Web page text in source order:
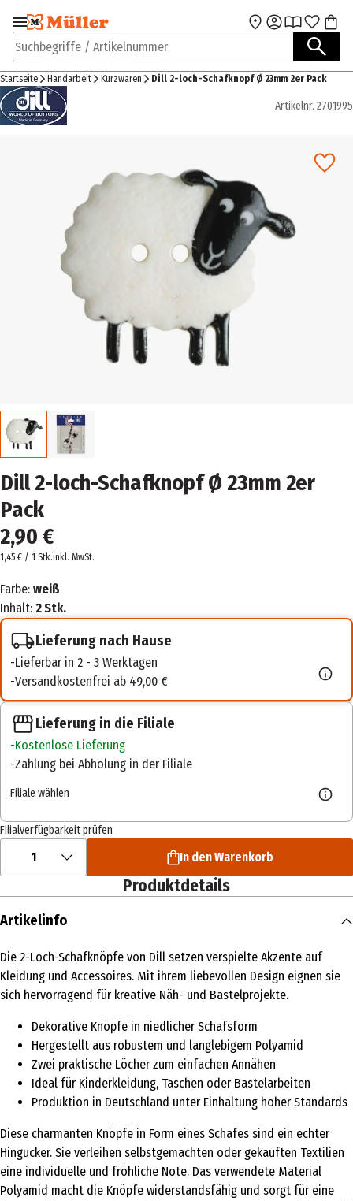
Zur Navigation
springen
Zum Hauptinhalt
Suchbegriffe / Artikelnummer
Startseite Handarbeit Kurzwaren Dill 2-loch-Schafknopf Ø 23mm 2er Pack
Artikelnr. 2701995
Dill 2-loch-Schafknopf Ø 23mm 2er
Pack
2,90 €
1,45 € / 1 Stk.inkl. MwSt.
Farbe: weiß
Inhalt: 2 Stk.
Lieferung nach Hause
Lieferbar in 2 - 3 Werktagen
Versandkostenfrei ab 49,00 €
Lieferung in die Filiale
Kostenlose Lieferung
Zahlung bei Abholung in der Filiale
Filiale wählen
Filialverfügbarkeit prüfen
1 In den Warenkorb
Produktdetails
Artikelinfo
Die 2-Loch-Schafknöpfe von Dill setzen verspielte Akzente auf
Kleidung und Accessoires. Mit ihrem liebevollen Design eignen sie
sich hervorragend für kreative Näh- und Bastelprojekte.
Dekorative Knöpfe in niedlicher Schafsform
Hergestellt aus robustem und langlebigem Polyamid
Zwei praktische Löcher zum einfachen Annähen
Ideal für Kinderkleidung, Taschen oder Bastelarbeiten
Produktion in Deutschland unter Einhaltung hoher Standards
Diese charmanten Knöpfe in Form eines Schafes sind ein echter
Hingucker. Sie verleihen selbstgemachten oder gekauften Textilien
eine individuelle und fröhliche Note. Das verwendete Material
Polyamid macht die Knöpfe widerstandsfähig und sorgt für eine